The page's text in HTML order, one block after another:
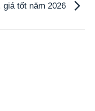
giá tốt năm 2026